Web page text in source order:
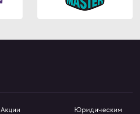
Акции
Юридическим